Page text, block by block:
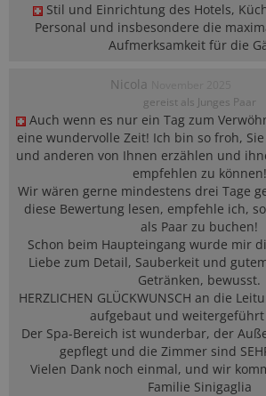
Stil und Einrichtung des Hotels,
Personal und insbesondere die
Aufmerksamkeit für die
Nicola
gereist als Junges Paar
Auch wenn es nur ein Tag zum
eine wundervolle Zeit! Ich bin so froh,
und anderen von Ihnen erzählen und
empfehlen zu können!
Wir wären gerne mindestens drei Tage
diese Bewertung lesen, empfehle ich,
als Paar zu buchen!
Schon beim Haupteingang wurde mir
Liebe zum Detail, Sauberkeit und
Getränken, bewusst.
HERZLICHEN GLÜCKWUNSCH an die
aufgebaut und
Der Spa-Bereich ist wunderbar, der
gepflegt und die Zimmer sind
Vielen Dank noch einmal, und wir
Familie Sinigaglia